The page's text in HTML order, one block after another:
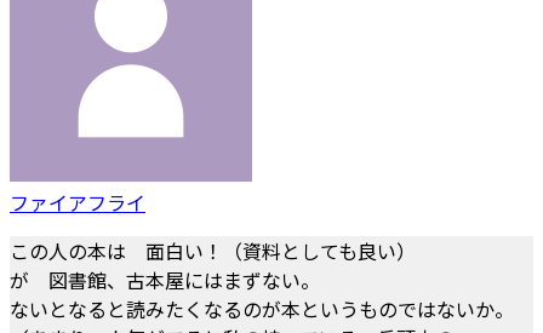
ファイアフライ
この人の本は 面白い！（資料としても良い）
が 図書館、古本屋にはまずない。
ないとなると読みたくなるのが本というものではないか。